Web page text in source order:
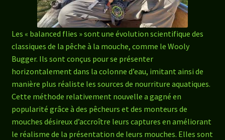
Les « balanced flies » sont une évolution scientifique des
classiques de la pêche à la mouche, comme le Wooly
Bugger. Ils sont conçus pour se présenter
horizontalement dans la colonne d’eau, imitant ainsi de
manière plus réaliste les sources de nourriture aquatiques.
Cette méthode relativement nouvelle a gagné en
popularité grâce à des pêcheurs et des monteurs de
mouches désireux d’accroître leurs captures en améliorant
le réalisme de la présentation de leurs mouches. Elles sont